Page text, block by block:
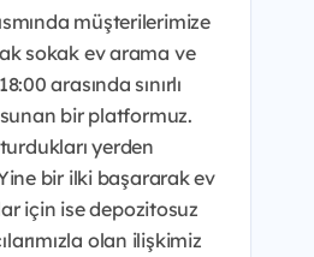
müşterilerimize
sokak ev arama ve
arasında sınırlı
bir platformuz.
yerden
bir ilki başararak ev
için ise depozitosuz
olan ilişkimiz